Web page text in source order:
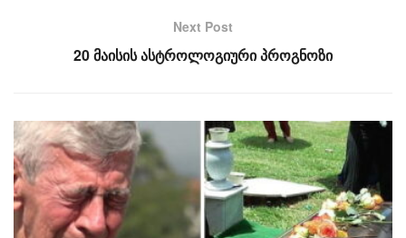
Next Post
20 მაისის ასტროლოგიური პროგნოზი